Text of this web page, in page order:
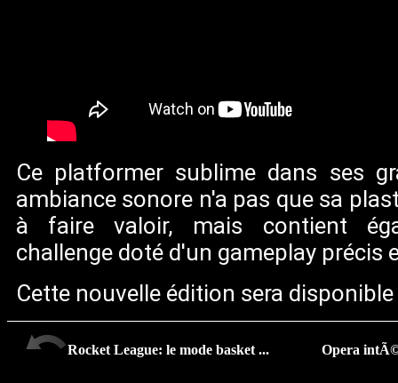
Ce platformer sublime dans ses
ambiance sonore n'a pas que sa
à faire valoir, mais contient
challenge doté d'un gameplay précis
Cette nouvelle édition sera
Rocket League: le mode basket ... Opera